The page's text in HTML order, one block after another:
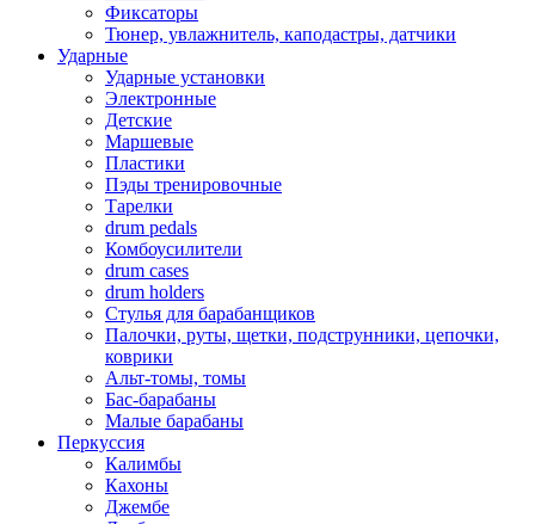
Фиксаторы
Тюнер, увлажнитель, каподастры, датчики
Ударные
Ударные установки
Электронные
Детские
Маршевые
Пластики
Пэды тренировочные
Тарелки
drum pedals
Комбоусилители
drum cases
drum holders
Стулья для барабанщиков
Палочки, руты, щетки, подструнники, цепочки,
коврики
Альт-томы, томы
Бас-барабаны
Малые барабаны
Перкуссия
Калимбы
Кахоны
Джембе